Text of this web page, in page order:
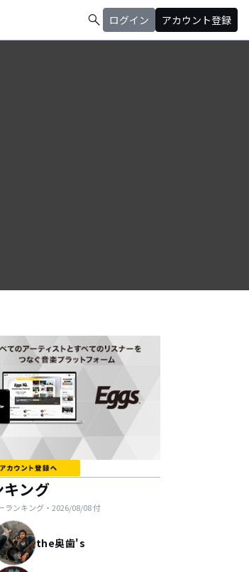
search ログイン アカウント登録
キング
ランキング・ 2026/08/08付
the奥歯's